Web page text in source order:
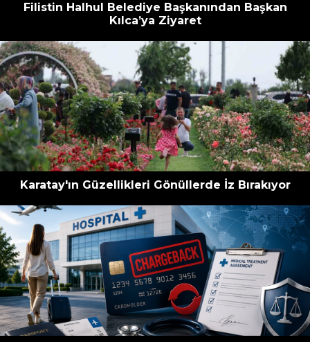
Filistin Halhul Belediye Başkanından Başkan
Kılca’ya Ziyaret
Karatay'ın Güzellikleri Gönüllerde İz Bırakıyor